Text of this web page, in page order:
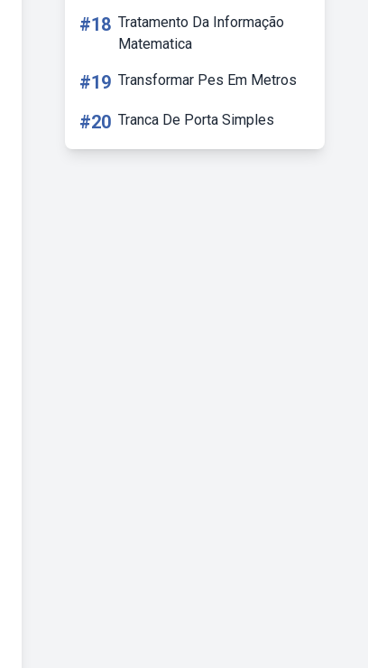
#18 Tratamento Da Informação
Matematica
#19 Transformar Pes Em Metros
#20 Tranca De Porta Simples